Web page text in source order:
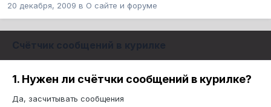
20 декабря, 2009 в О сайте и форуме
Счётчик сообщений в курилке
1. Нужен ли счётчки сообщений в курилке?
Да, засчитывать сообщения